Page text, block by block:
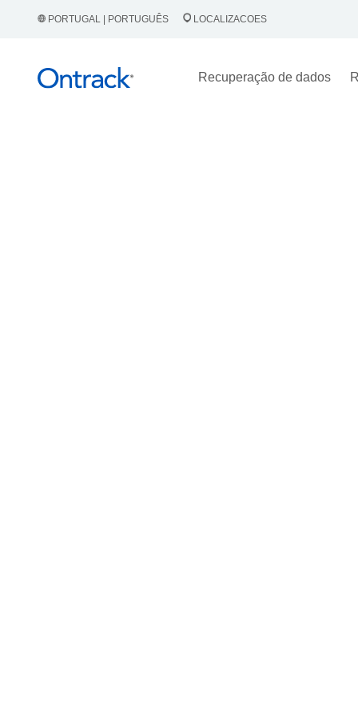
PORTUGAL | PORTUGUÊS LOCALIZACOES
Recuperação de dados